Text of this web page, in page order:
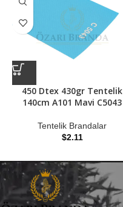
450 Dtex 430gr Tentelik
140cm A101 Mavi C5043
Tentelik Brandalar
$2.11